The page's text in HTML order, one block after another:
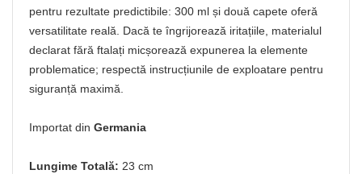
pentru rezultate predictibile: 300 ml și două capete oferă
versatilitate reală. Dacă te îngrijorează iritațiile, materialul
declarat fără ftalați micșorează expunerea la elemente
problematice; respectă instrucțiunile de exploatare pentru
siguranță maximă.
Importat din Germania
Lungime Totală: 23 cm